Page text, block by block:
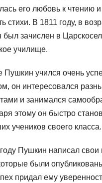
его любовь к чтению
стихи. В 1811 году, в
был зачислен в
училище.
Пушкин учился очень
он интересовался
и занимался
этому он быстро
учеников своего класса.
Пушкин написал
были
придал ему